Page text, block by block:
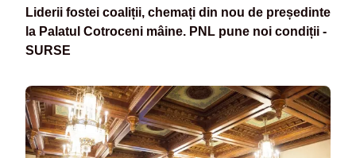
Liderii fostei coaliții, chemați din nou de președinte
la Palatul Cotroceni mâine. PNL pune noi condiții -
SURSE